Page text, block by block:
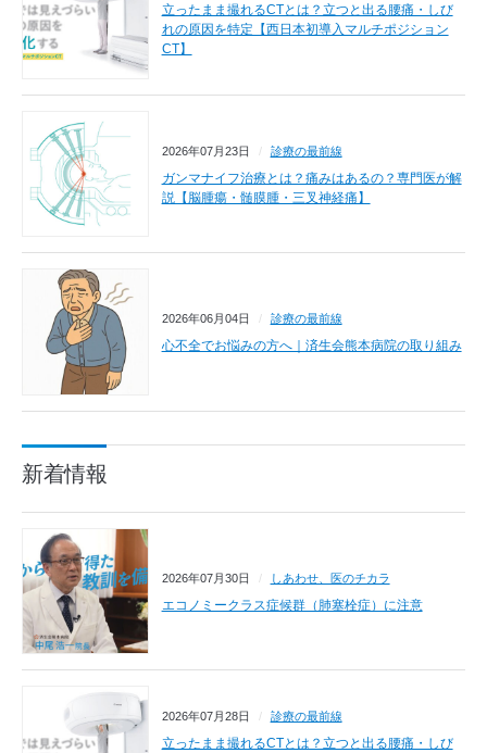
立ったまま撮れるCTとは？立つと出る腰痛・しび
れの原因を特定【西日本初導入マルチポジション
CT】
2026年07月23日 診療の最前線
ガンマナイフ治療とは？痛みはあるの？専門医が解
説【脳腫瘍・髄膜腫・三叉神経痛】
2026年06月04日 診療の最前線
心不全でお悩みの方へ｜済生会熊本病院の取り組み
新着情報
2026年07月30日 しあわせ、医のチカラ
エコノミークラス症候群（肺塞栓症）に注意
2026年07月28日 診療の最前線
立ったまま撮れるCTとは？立つと出る腰痛・しび